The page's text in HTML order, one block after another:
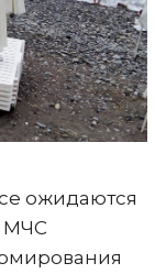
ожидаются
МЧС